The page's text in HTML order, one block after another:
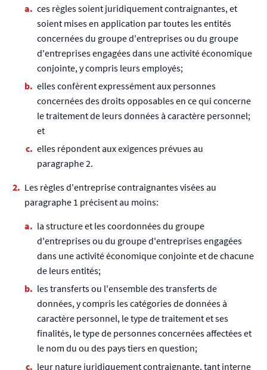
ces règles soient juridiquement contraignantes, et
soient mises en application par toutes les entités
concernées du groupe d'entreprises ou du groupe
d'entreprises engagées dans une activité économique
conjointe, y compris leurs employés;
elles confèrent expressément aux personnes
concernées des droits opposables en ce qui concerne
le traitement de leurs données à caractère personnel;
et
elles répondent aux exigences prévues au
paragraphe 2.
Les règles d'entreprise contraignantes visées au
paragraphe 1 précisent au moins:
la structure et les coordonnées du groupe
d'entreprises ou du groupe d'entreprises engagées
dans une activité économique conjointe et de chacune
de leurs entités;
les transferts ou l'ensemble des transferts de
données, y compris les catégories de données à
caractère personnel, le type de traitement et ses
finalités, le type de personnes concernées affectées et
le nom du ou des pays tiers en question;
leur nature juridiquement contraignante, tant interne